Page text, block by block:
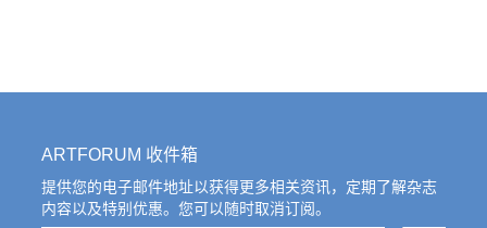
和防弹衣的生意如何做得风生水起。但我们不妨先
催泪弹是一种化学武器：这种呈雾状的有毒颗粒，
能够让粘膜红肿发炎，接触到人体就会激发痛感。
皮肤刺痛，喉咙肿胀，眼睛流泪，呼吸困难。这种
ARTFORUM 收件箱
提供您的电子邮件地址以获得更多相关资讯，定期了解杂志
内容以及特别优惠。您可以随时取消订阅。